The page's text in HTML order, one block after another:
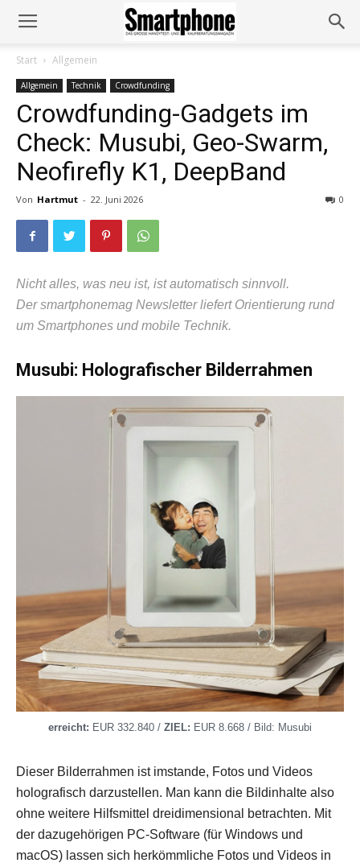
Start Allgemein
Allgemein Technik Crowdfunding
Crowdfunding-Gadgets im
Check: Musubi, Geo-Swarm,
Neofirefly K1, DeepBand
Von Hartmut - 22. Juni 2026 0
Nicht alles, was neu ist, ist automatisch sinnvoll.
Der smartphonemag Newsletter liefert Orientierung rund
um Smartphones und mobile Technik.
Musubi: Holografischer Bilderrahmen
erreicht: EUR 332.840 / ZIEL: EUR 8.668 / Bild: Musubi
Dieser Bilderrahmen ist imstande, Fotos und Videos
holografisch darzustellen. Man kann die Bildinhalte also
ohne weitere Hilfsmittel dreidimensional betrachten. Mit
der dazugehörigen PC-Software (für Windows und
macOS) lassen sich herkömmliche Fotos und Videos in